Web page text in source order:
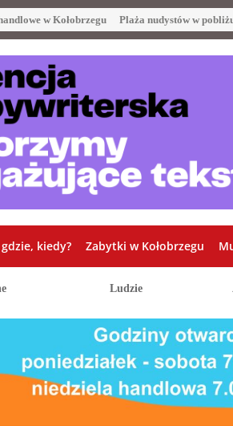
w Kołobrzegu Plaża nudystów w
kiedy? Zabytki w Kołobrzegu
Ludzie